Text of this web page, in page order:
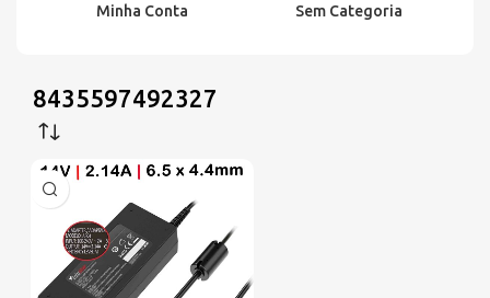
Minha Conta Sem Categoria
8435597492327